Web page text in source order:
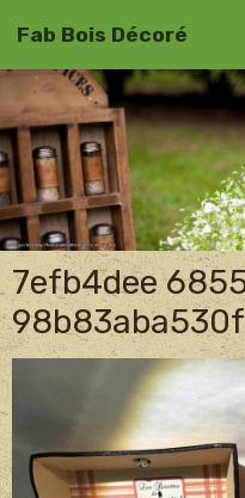
Fab Bois Décoré
7efb4dee
98b83aba530f